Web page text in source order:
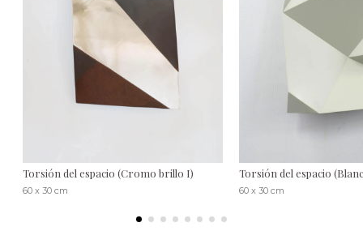
Torsión del espacio (Cromo brillo I)
60 x 30 cm
Torsión del espacio
60 x 30 cm